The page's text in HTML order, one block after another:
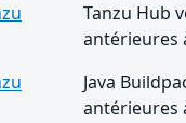
Tanzu Hub
antérieures
Java
antérieures